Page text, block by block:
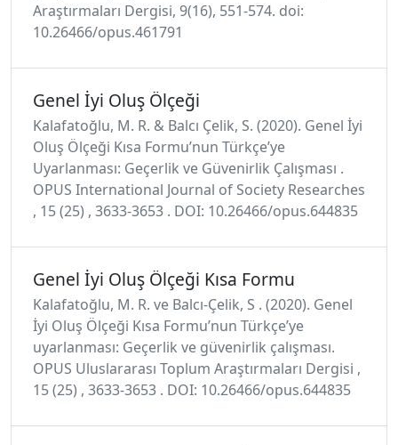
Araştırmaları Dergisi, 9(16), 551-574. doi:
10.26466/opus.461791
Genel İyi Oluş Ölçeği
Kalafatoğlu, M. R. & Balcı Çelik, S. (2020). Genel İyi
Oluş Ölçeği Kısa Formu’nun Türkçe’ye
Uyarlanması: Geçerlik ve Güvenirlik Çalışması .
OPUS International Journal of Society Researches
, 15 (25) , 3633-3653 . DOI: 10.26466/opus.644835
Genel İyi Oluş Ölçeği Kısa Formu
Kalafatoğlu, M. R. ve Balcı-Çelik, S . (2020). Genel
İyi Oluş Ölçeği Kısa Formu’nun Türkçe’ye
uyarlanması: Geçerlik ve güvenirlik çalışması.
OPUS Uluslararası Toplum Araştırmaları Dergisi ,
15 (25) , 3633-3653 . DOI: 10.26466/opus.644835